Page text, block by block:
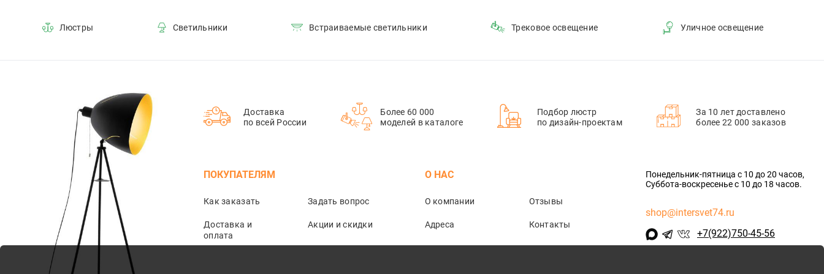
Люстры Светильники Встраиваемые светильники Трековое освещение Уличное освещение
Доставка
по всей России
Более 60 000
моделей в каталоге
Подбор люстр
по дизайн-проектам
За 10 лет доставлено
более 22 000 заказов
ПОКУПАТЕЛЯМ
Как заказать Задать вопрос
Доставка и
оплата
Акции и скидки
О НАС
О компании Отзывы
Адреса Контакты
Понедельник-пятница с 10 до 20 часов,
Суббота-воскресенье с 10 до 18 часов.
shop@intersvet74.ru
+7(922)750-45-56